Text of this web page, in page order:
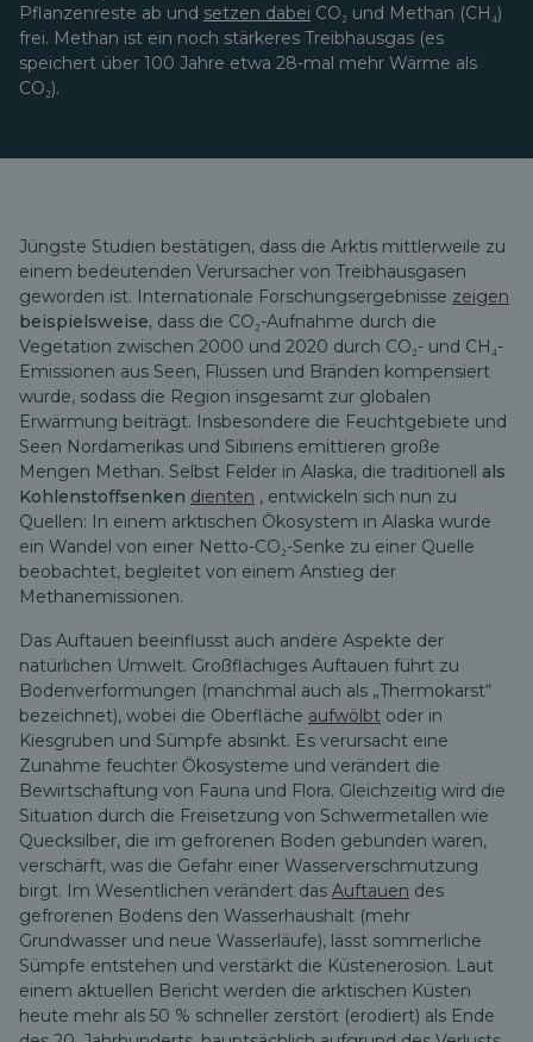
Pflanzenreste ab und setzen dabei CO₂ und Methan (CH₄)
frei. Methan ist ein noch stärkeres Treibhausgas (es
speichert über 100 Jahre etwa 28-mal mehr Wärme als
CO₂).
Jüngste Studien bestätigen, dass die Arktis mittlerweile zu
einem bedeutenden Verursacher von Treibhausgasen
geworden ist. Internationale Forschungsergebnisse zeigen
beispielsweise, dass die CO₂-Aufnahme durch die
Vegetation zwischen 2000 und 2020 durch CO₂- und CH₄-
Emissionen aus Seen, Flüssen und Bränden kompensiert
wurde, sodass die Region insgesamt zur globalen
Erwärmung beiträgt. Insbesondere die Feuchtgebiete und
Seen Nordamerikas und Sibiriens emittieren große
Mengen Methan. Selbst Felder in Alaska, die traditionell als
Kohlenstoffsenken dienten , entwickeln sich nun zu
Quellen: In einem arktischen Ökosystem in Alaska wurde
ein Wandel von einer Netto-CO₂-Senke zu einer Quelle
beobachtet, begleitet von einem Anstieg der
Methanemissionen.
Das Auftauen beeinflusst auch andere Aspekte der
natürlichen Umwelt. Großflächiges Auftauen führt zu
Bodenverformungen (manchmal auch als „Thermokarst“
bezeichnet), wobei die Oberfläche aufwölbt oder in
Kiesgruben und Sümpfe absinkt. Es verursacht eine
Zunahme feuchter Ökosysteme und verändert die
Bewirtschaftung von Fauna und Flora. Gleichzeitig wird die
Situation durch die Freisetzung von Schwermetallen wie
Quecksilber, die im gefrorenen Boden gebunden waren,
verschärft, was die Gefahr einer Wasserverschmutzung
birgt. Im Wesentlichen verändert das Auftauen des
gefrorenen Bodens den Wasserhaushalt (mehr
Grundwasser und neue Wasserläufe), lässt sommerliche
Sümpfe entstehen und verstärkt die Küstenerosion. Laut
einem aktuellen Bericht werden die arktischen Küsten
heute mehr als 50 % schneller zerstört (erodiert) als Ende